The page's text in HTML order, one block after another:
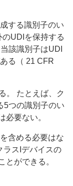
する識別子のい
UDIを保持する
該識別子はUDI
る（ 21 CFR
。 たとえば、ク
5つの識別子のい
必要ない。
含める必要はな
ラスIデバイスの
とができる。